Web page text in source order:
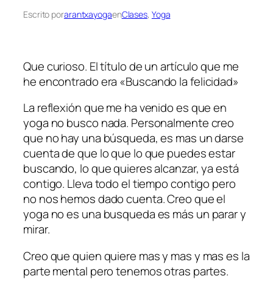
Escrito porarantxayogaenClases, Yoga
Que curioso. El título de un artículo que me
he encontrado era «Buscando la felicidad»
La reflexión que me ha venido es que en
yoga no busco nada. Personalmente creo
que no hay una búsqueda, es mas un darse
cuenta de que lo que lo que puedes estar
buscando, lo que quieres alcanzar, ya está
contigo. Lleva todo el tiempo contigo pero
no nos hemos dado cuenta. Creo que el
yoga no es una busqueda es más un parar y
mirar.
Creo que quien quiere mas y mas y mas es la
parte mental pero tenemos otras partes.